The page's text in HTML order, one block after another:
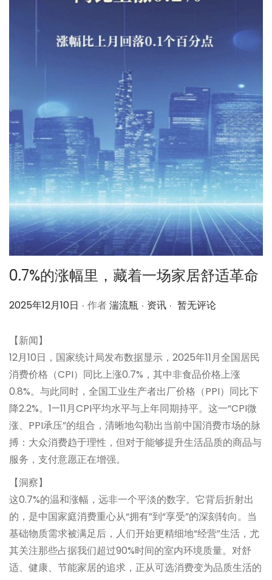
0.7%的涨幅里，藏着一场家居舒适革命
作
2025年12月10日 . 作者湍流瓶 . 作
资讯 . 暂无评论
【新闻】
12月10日，国家统计局发布数据显示，2025年11月全国居民
消费价格（CPI）同比上涨0.7%，其中非食品价格上涨
0.8%。与此同时，全国工业生产者出厂价格（PPI）同比下
降2.2%。1—11月CPI平均水平与上年同期持平。这一“CPI微
涨、PPI承压”的组合，清晰地勾勒出当前中国消费市场的脉
搏：大众消费趋于理性，但对于能够提升生活品质的商品与
服务，支付意愿正在增强。
【洞察】
这0.7%的温和涨幅，远非一个平淡的数字。它背后折射出
的，是中国家庭消费重心从“拥有”到“享受”的深刻转向。当
基础物质需求被满足后，人们开始更精细地“经营”生活，尤
其关注那些占据我们超过90%时间的室内环境质量。对舒
适、健康、节能家居的追求，正从可选消费变为品质生活的